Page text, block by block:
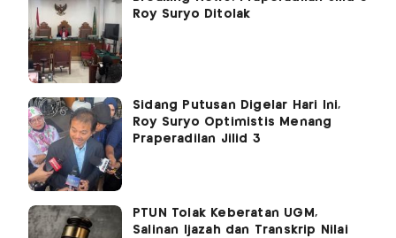
Roy Suryo Ditolak
Sidang Putusan Digelar Hari Ini,
Roy Suryo Optimistis Menang
Praperadilan Jilid 3
PTUN Tolak Keberatan UGM,
Salinan Ijazah dan Transkrip Nilai